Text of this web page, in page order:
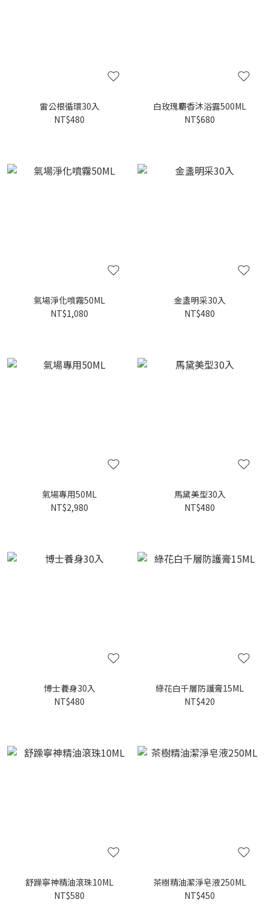
雷公根循環30入
NT$480
白玫瑰麝香沐浴露500ML
NT$680
氣場淨化噴霧50ML
NT$1,080
金盞明采30入
NT$480
氣場專用50ML
NT$2,980
馬黛美型30入
NT$480
博士養身30入
NT$480
綠花白千層防護膏15ML
NT$420
舒躁寧神精油滾珠10ML
NT$580
茶樹精油潔淨皂液250ML
NT$450